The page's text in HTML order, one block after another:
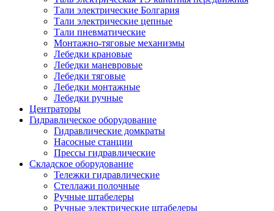
Тали электрические Болгария
Тали электрические цепные
Тали пневматические
Монтажно-тяговые механизмы
Лебедки крановые
Лебедки маневровые
Лебедки тяговые
Лебедки монтажные
Лебедки ручные
Центраторы
Гидравлическое оборудование
Гидравлические домкраты
Насосные станции
Прессы гидравлические
Складское оборудование
Тележки гидравлические
Cтеллажи полочные
Ручные штабелеры
Ручные электрические штабелеры